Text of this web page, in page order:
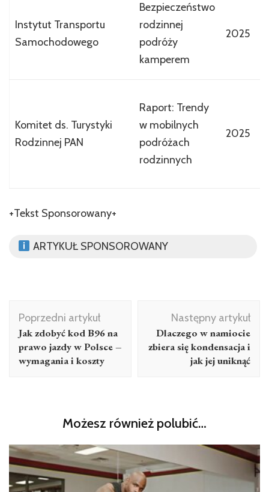
Instytut Transportu
Samochodowego
Bezpieczeństwo
rodzinnej
podróży
kamperem
2025
Komitet ds. Turystyki
Rodzinnej PAN
Raport: Trendy
w mobilnych
podróżach
rodzinnych
2025
+Tekst Sponsorowany+
ARTYKUŁ SPONSOROWANY
Nawigacja
wpisu
Poprzedni artykuł
Jak zdobyć kod B96 na
prawo jazdy w Polsce –
wymagania i koszty
Następny artykuł
Dlaczego w namiocie
zbiera się kondensacja i
jak jej uniknąć
Możesz również polubić…